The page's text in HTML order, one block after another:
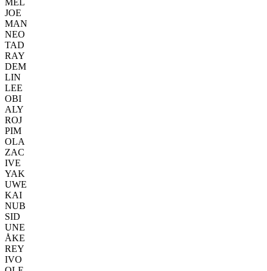
JOE
MAN
NEO
TAD
RAY
DEM
LIN
LEE
OBI
ALY
ROJ
PIM
OLA
ZAC
IVE
YAK
UWE
KAI
NUB
SID
UNE
ÅKE
REY
IVO